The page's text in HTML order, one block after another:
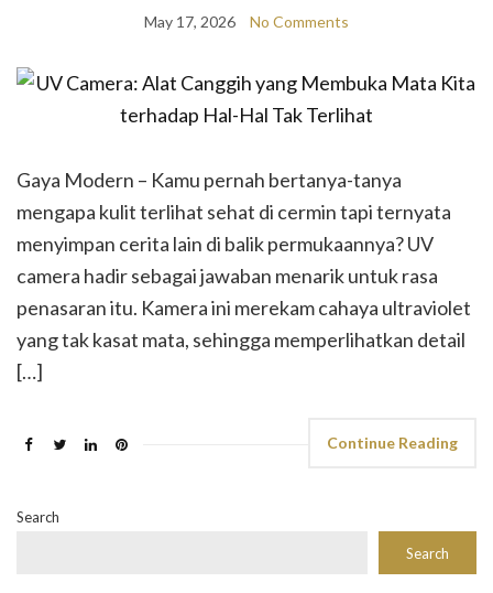
May 17, 2026 No Comments
Gaya Modern – Kamu pernah bertanya-tanya
mengapa kulit terlihat sehat di cermin tapi ternyata
menyimpan cerita lain di balik permukaannya? UV
camera hadir sebagai jawaban menarik untuk rasa
penasaran itu. Kamera ini merekam cahaya ultraviolet
yang tak kasat mata, sehingga memperlihatkan detail
[…]
Continue Reading
Search
Search